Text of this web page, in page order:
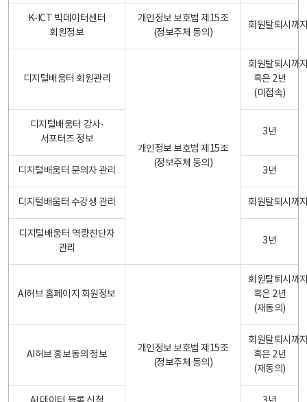
K-ICT 빅데이터센터
회원정보
개인정보 보호법 제15조
(정보주체 동의)
회원탈퇴시까
디지털배움터 회원관리
개인정보 보호법 제15조
(정보주체 동의)
회원탈퇴시까
혹은 2년
(미접속)
디지털배움터 강사·
서포터즈 정보
3년
디지털배움터 문의자 관리 3년
디지털배움터 수강생 관리 회원탈퇴시까
디지털배움터 역량진단자
관리
3년
AI허브 홈페이지 회원정보
개인정보 보호법 제15조
(정보주체 동의)
회원탈퇴시까
혹은 2년
(재동의)
AI허브 홍보동의 정보
회원탈퇴시까
혹은 2년
(재동의)